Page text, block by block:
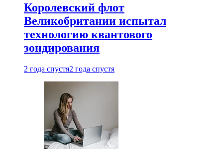
Королевский флот
Великобритании испытал
технологию квантового
зондирования
2 года спустя2 года спустя